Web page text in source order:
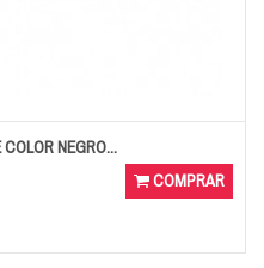
NEGRO...
COMPRAR